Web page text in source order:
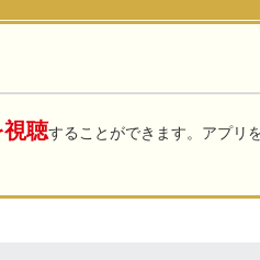
聴することができます。アプリ